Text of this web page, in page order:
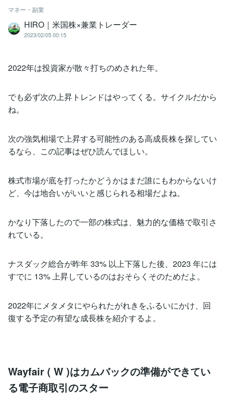
マネー・副業
HIRO｜米国株×兼業トレーダー
2023/02/05 00:15
2022年は投資家が散々打ちのめされた年。
でも必ず次の上昇トレンドはやってくる。サイクルだから
ね。
次の強気相場で上昇する可能性のある高成長株を探してい
るなら、この記事はぜひ読んでほしい。
株式市場が底を打ったかどうかはまだ誰にもわからないけ
ど、今は地合いがいいと感じられる相場だよね。
かなり下落したので一部の株式は、魅力的な価格で取引さ
れている。
ナスダック総合が昨年 33% 以上下落した後、2023 年には
すでに 13% 上昇しているのはおそらくそのためだよ。
2022年にメタメタにやられたがれきをふるいにかけ、回
復する予定の有望な成長株を紹介するよ。
Wayfair ( W )はカムバックの準備ができてい
る電子商取引のスター